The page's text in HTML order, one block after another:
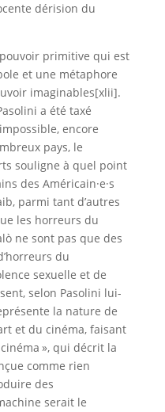
dérision du
primitive qui est
et une métaphore
imaginables[xlii].
a été taxé
encore
pays, le
souligne à quel point
des Américain·e·s
parmi tant d’autres
les horreurs du
ne sont pas que des
du
sexuelle et de
selon Pasolini lui-
la nature de
et du cinéma, faisant
», qui décrit la
comme rien
des
serait le